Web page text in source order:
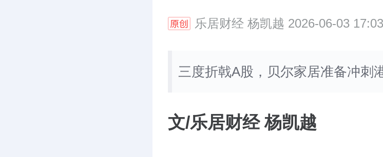
乐居财经 杨凯越 2026-06-03
三度折戟A股，贝尔家居准备冲刺
文/乐居财经 杨凯越